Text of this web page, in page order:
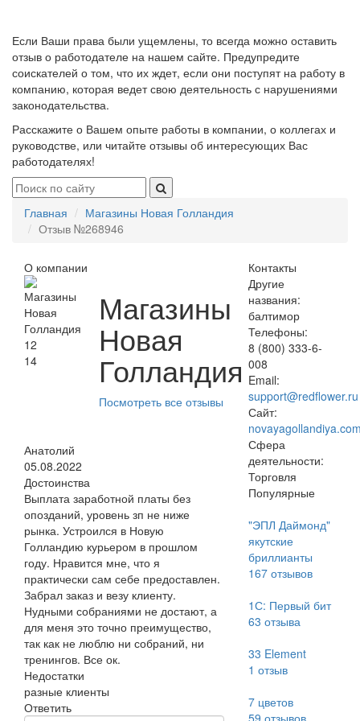
Если Ваши права были ущемлены, то всегда можно оставить
отзыв о работодателе на нашем сайте. Предупредите
соискателей о том, что их ждет, если они поступят на работу в
компанию, которая ведет свою деятельность с нарушениями
законодательства.
Расскажите о Вашем опыте работы в компании, о коллегах и
руководстве, или читайте отзывы об интересующих Вас
работодателях!
Главная
Магазины Новая Голландия
Отзыв №268946
О компании
12
14
Магазины
Новая
Голландия
Посмотреть все отзывы
Анатолий
05.08.2022
Достоинства
Выплата заработной платы без
опозданий, уровень зп не ниже
рынка. Устроился в Новую
Голландию курьером в прошлом
году. Нравится мне, что я
практически сам себе предоставлен.
Забрал заказ и везу клиенту.
Нудными собраниями не достают, а
для меня это точно преимущество,
так как не люблю ни собраний, ни
тренингов. Все ок.
Недостатки
разные клиенты
Ответить
Контакты
Другие
названия:
балтимор
Телефоны:
8 (800) 333-6-
008
Email:
support@redflower.ru
Сайт:
Сфера
деятельности:
Торговля
Популярные
"ЭПЛ Даймонд"
якутские
бриллианты
167отзывов
1С: Первый бит
63 отзыва
33 Element
1 отзыв
7 цветов
59 отзывов